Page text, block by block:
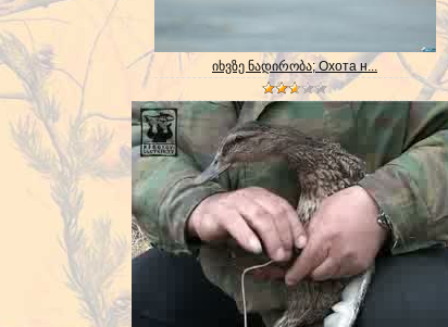
იხვზე ნადირობა; Охота н...